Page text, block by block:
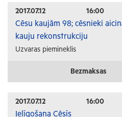
Sports
Florbols
Slēpošana
Izglītība
2017.07.12 16:00
Cēsu kaujām 98; cēsnieki
kauju rekonstrukciju
Uzvaras piemineklis
Bezmaksas
2017.07.12 16:00
Ielīgošana Cēsīs